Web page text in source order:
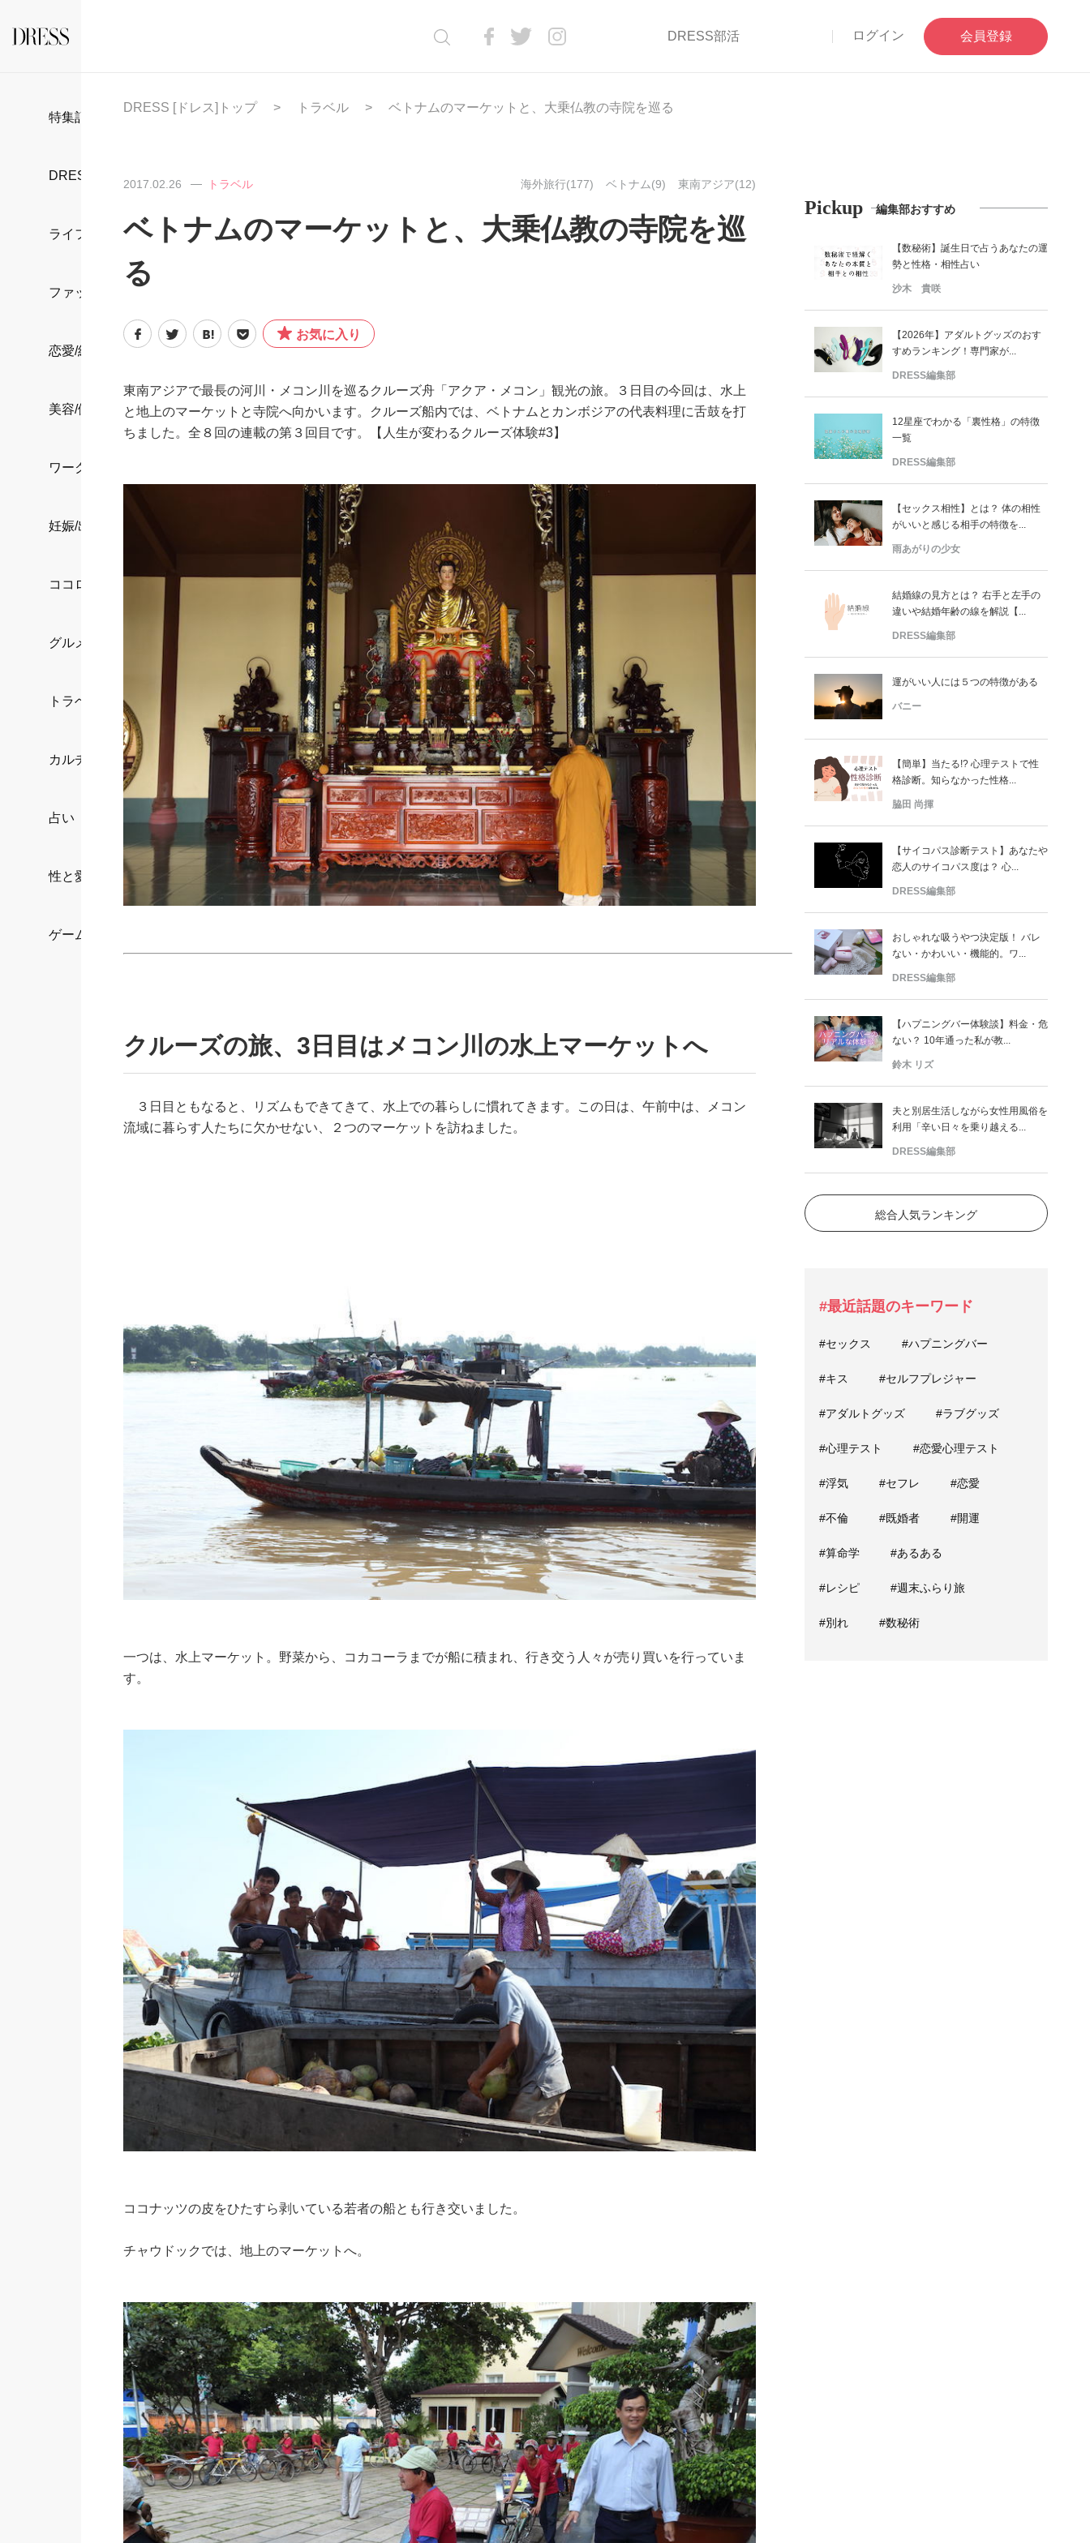
DRESS部活 ログイン 会員登録
特集記事
DRESS部活
ライフスタイル
ファッション
恋愛/結婚/離婚
美容/健康
ワークスタイル
妊娠/出産/家族
ココロ/カラダ
グルメ
トラベル
カルチャー/エンタメ
占い
性と愛
ゲーム
DRESS [ドレス]トップ トラベル ベトナムのマーケットと、大乗仏教の寺院を巡る
2017.02.26 トラベル 海外旅行(177) ベトナム(9) 東南アジア(12)
ベトナムのマーケットと、大乗仏教の寺院を巡
る
お気に入り
東南アジアで最長の河川・メコン川を巡るクルーズ舟「アクア・メコン」観光の旅。３日目の今回は、水上
と地上のマーケットと寺院へ向かいます。クルーズ船内では、ベトナムとカンボジアの代表料理に舌鼓を打
ちました。全８回の連載の第３回目です。【人生が変わるクルーズ体験#3】
クルーズの旅、3日目はメコン川の水上マーケットへ
３日目ともなると、リズムもできてきて、水上での暮らしに慣れてきます。この日は、午前中は、メコン
流域に暮らす人たちに欠かせない、２つのマーケットを訪ねました。
一つは、水上マーケット。野菜から、コカコーラまでが船に積まれ、行き交う人々が売り買いを行っていま
す。
ココナッツの皮をひたすら剥いている若者の船とも行き交いました。
チャウドックでは、地上のマーケットへ。
Pickup 編集部おすすめ
【数秘術】誕生日で占うあなたの運
勢と性格・相性占い
沙木 貴咲
【2026年】アダルトグッズのおす
すめランキング！専門家が...
DRESS編集部
12星座でわかる「裏性格」の特徴
一覧
DRESS編集部
【セックス相性】とは？ 体の相性
がいいと感じる相手の特徴を...
雨あがりの少女
結婚線の見方とは？ 右手と左手の
違いや結婚年齢の線を解説【...
DRESS編集部
運がいい人には５つの特徴がある
バニー
【簡単】当たる!? 心理テストで性
格診断。知らなかった性格...
脇田 尚揮
【サイコパス診断テスト】あなたや
恋人のサイコパス度は？ 心...
DRESS編集部
おしゃれな吸うやつ決定版！ バレ
ない・かわいい・機能的。ワ...
DRESS編集部
【ハプニングバー体験談】料金・危
ない？ 10年通った私が教...
鈴木 リズ
夫と別居生活しながら女性用風俗を
利用「辛い日々を乗り越える...
DRESS編集部
総合人気ランキング
#最近話題のキーワード
#セックス #ハプニングバー
#キス #セルフプレジャー
#アダルトグッズ #ラブグッズ
#心理テスト #恋愛心理テスト
#浮気 #セフレ #恋愛
#不倫 #既婚者 #開運
#算命学 #あるある
#レシピ #週末ふらり旅
#別れ #数秘術